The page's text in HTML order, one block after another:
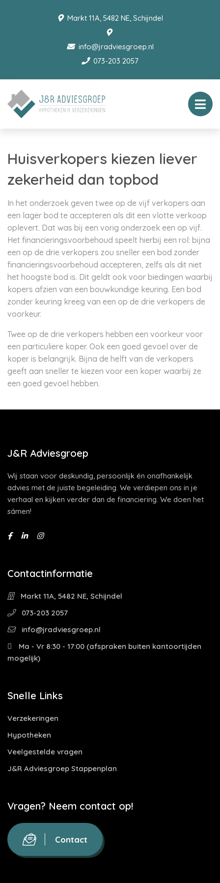
Markt 11A, 5482 NE, Schijndel
info@jradviesgroep.nl
073-203 2057
Huisverkopers kiezen liever
zekerheid dan topbod
In het onderzoek geven twee op de vijf verkopers aan
een lager bod te accepteren als dit een vlotte verkoop
oplevert. Dat was bij een vorig onderzoek een op vijf.
Het financieringsvoorbehoud speelt hierbij een rol: bijna
een op de drie verkopers zou sneller een bod zonder
financieringsvoorbehoud accepteren, zelfs als dit niet
het hoogste bod is. Dit geldt ook voor biedingen waarbij
kopers afzien van een bouwkundige keuring. Een bod
zonder keuring kreeg van een op de drie verkopers de
voorkeur.
Twee op de drie verkopers hebben een voorkeur voor
een particuliere koper. Ook een goed gevoel over de
koper is belangrijk. Bijna de helft van de verkopers
geeft aan sneller te kiezen voor een koper waarbij ze
een goed gevoel hebben.
J&R Adviesgroep
Wij staan voor deskundig, persoonlijk én onafhankelijk
advies met de juiste begeleiding. We verdiepen ons in je
verhaal en kijken verder dan de financiering. We doen het
sámen!
Contactinformatie
Markt 11A, 5482 NE, Schijndel
073-203 2057
info@jradviesgroep.nl
Ma - Vr 8:30 - 17:00 (afspraken buiten kantoortijden
mogelijk)
Snelle Links
Verzekeringen
Hypotheken
Veelgestelde vragen
J&R Adviesgroep Stappenplan
Vragen? Neem contact op!
Contact